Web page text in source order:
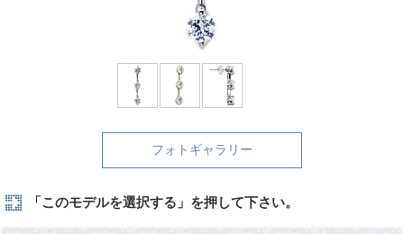
フォトギャラリー
「このモデルを選択する」を押して下さい。